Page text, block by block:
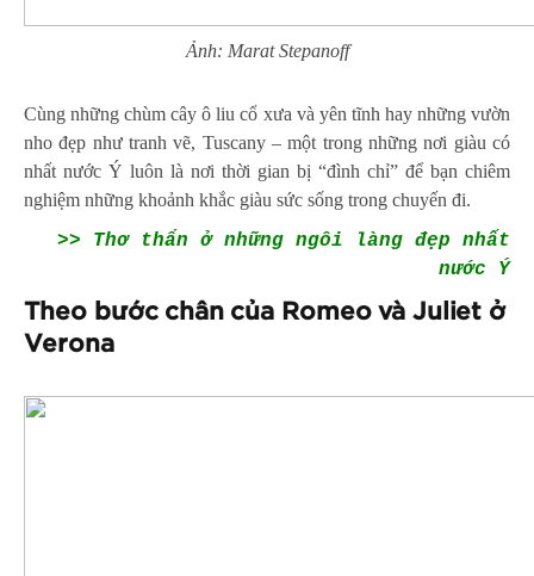
Ảnh: Marat Stepanoff
Cùng những chùm cây ô liu cổ xưa và yên tĩnh hay những vườn
nho đẹp như tranh vẽ, Tuscany – một trong những nơi giàu có
nhất nước Ý luôn là nơi thời gian bị “đình chỉ” để bạn chiêm
nghiệm những khoảnh khắc giàu sức sống trong chuyến đi.
>> Thơ thẩn ở những ngôi làng đẹp nhất
nước Ý
Theo bước chân của Romeo và Juliet ở
Verona